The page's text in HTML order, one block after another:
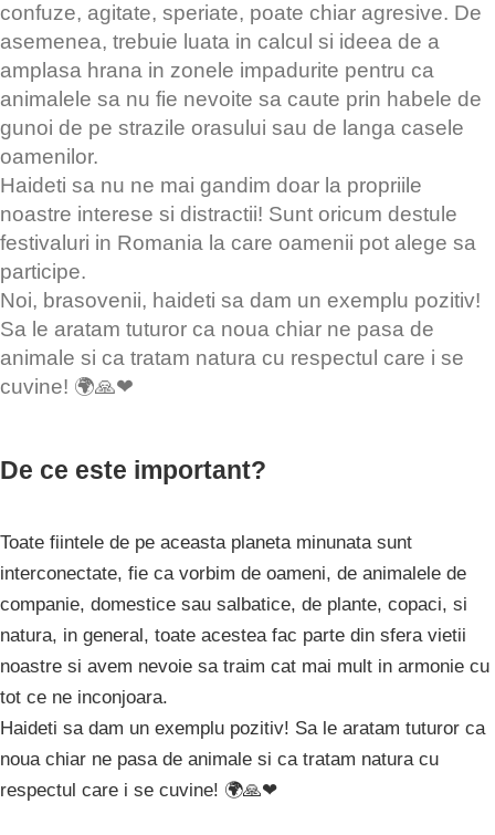
confuze, agitate, speriate, poate chiar agresive. De
asemenea, trebuie luata in calcul si ideea de a
amplasa hrana in zonele impadurite pentru ca
animalele sa nu fie nevoite sa caute prin habele de
gunoi de pe strazile orasului sau de langa casele
oamenilor.
Haideti sa nu ne mai gandim doar la propriile
noastre interese si distractii! Sunt oricum destule
festivaluri in Romania la care oamenii pot alege sa
participe.
Noi, brasovenii, haideti sa dam un exemplu pozitiv!
Sa le aratam tuturor ca noua chiar ne pasa de
animale si ca tratam natura cu respectul care i se
cuvine! 🌍🙏❤
De ce este important?
Toate fiintele de pe aceasta planeta minunata sunt
interconectate, fie ca vorbim de oameni, de animalele de
companie, domestice sau salbatice, de plante, copaci, si
natura, in general, toate acestea fac parte din sfera vietii
noastre si avem nevoie sa traim cat mai mult in armonie cu
tot ce ne inconjoara.
Haideti sa dam un exemplu pozitiv! Sa le aratam tuturor ca
noua chiar ne pasa de animale si ca tratam natura cu
respectul care i se cuvine! 🌍🙏❤